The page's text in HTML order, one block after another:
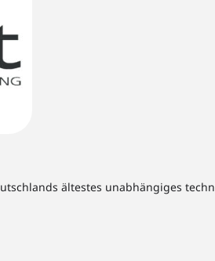
ältestes unabhängiges